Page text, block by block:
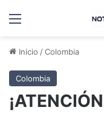
Menú
Inicio /Colombia
Colombia